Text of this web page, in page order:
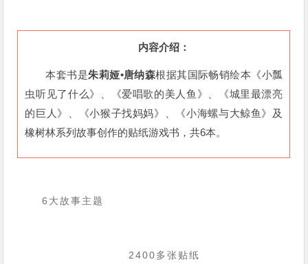
内容介绍：
本套书是朱莉娅•唐纳森根据其国际畅销绘本《小瓢
虫听见了什么》、《爱唱歌的美人鱼》、《城里最漂亮
的巨人》、《小猴子找妈妈》、《小海螺与大鲸鱼》及
橡树林系列故事创作的贴纸游戏书，共6本。
6大故事主题
2400多张贴纸